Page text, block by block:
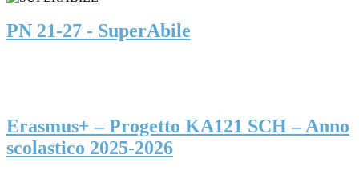
PN 21-27 - SuperAbile
Erasmus+ – Progetto KA121 SCH – Anno
scolastico 2025-2026